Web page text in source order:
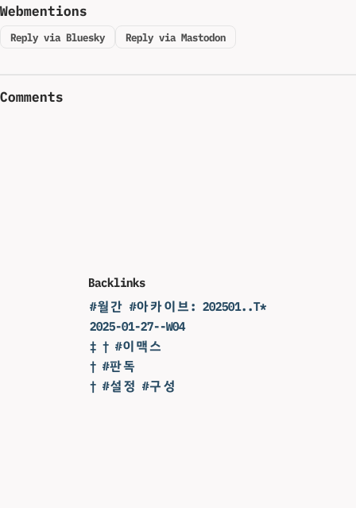
Webmentions
Reply via Bluesky Reply via Mastodon
Comments
Backlinks
#월간 #아카이브: 202501..T*
2025-01-27--W04
‡ † #이맥스
† #판독
† #설정 #구성